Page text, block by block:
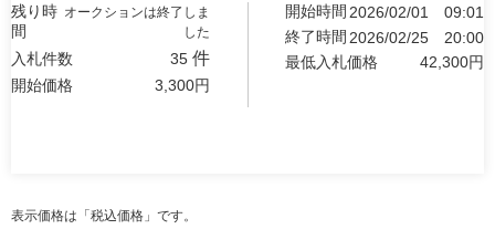
残り時
間
オークションは終了しま
した
入札件数 35 件
開始価格 3,300円
開始時間 2026/02/01
09:01
終了時間 2026/02/25
20:00
最低入札価格
42,300円
表示価格は「税込価格」です。